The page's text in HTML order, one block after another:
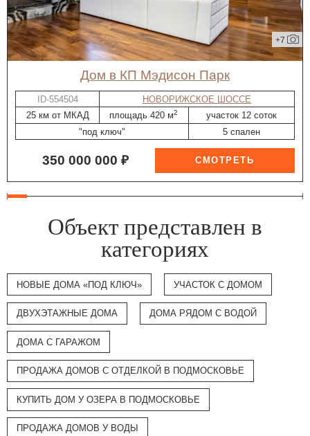
+7
дом в КП Мэдисон Парк
ID-554504
НОВОРИЖСКОЕ ШОССЕ
25 км от МКАД
площадь 420 м2
участок 12 соток
"под ключ"
5 спален
350 000 000 ₽
Объект представлен в
категориях
НОВЫЕ ДОМА «ПОД КЛЮЧ» УЧАСТОК С ДОМОМ
ДВУХЭТАЖНЫЕ ДОМА ДОМА РЯДОМ С ВОДОЙ
ДОМА С ГАРАЖОМ
ПРОДАЖА ДОМОВ С ОТДЕЛКОЙ В ПОДМОСКОВЬЕ
КУПИТЬ ДОМ У ОЗЕРА В ПОДМОСКОВЬЕ
ПРОДАЖА ДОМОВ У ВОДЫ